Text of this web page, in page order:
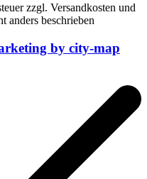
zzgl. Versandkosten und
anders beschrieben
by city-map